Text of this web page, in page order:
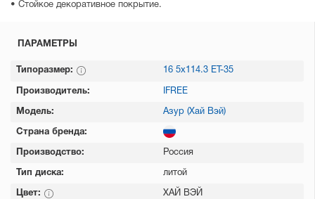
• Стойкое декоративное покрытие.
ПАРАМЕТРЫ
Типоразмер: 16 5х114.3 ET-35
Производитель: IFREE
Модель: Азур (Хай Вэй)
Страна бренда:
Производство: Россия
Тип диска: литой
Цвет: ХАЙ ВЭЙ